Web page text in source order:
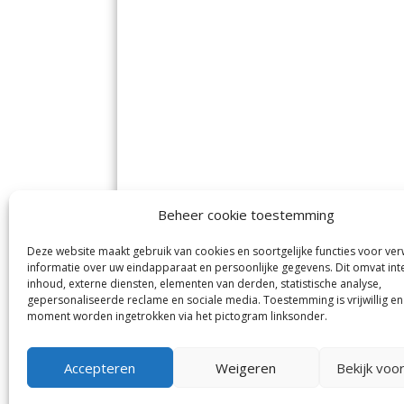
Beheer cookie toestemming
Deze website maakt gebruik van cookies en soortgelijke functies voor
informatie over uw eindapparaat en persoonlijke gegevens. Dit omvat
inhoud, externe diensten, elementen van derden, statistische analyse,
gepersonaliseerde reclame en sociale media. Toestemming is vrijwillig
moment worden ingetrokken via het pictogram linksonder.
Accepteren Weigeren Bekijk
De Nieuwe Meerbode
Visserstraat 10
1431 GJ Aalsmeer
0297-341900
info@meerbode.nl
en
De